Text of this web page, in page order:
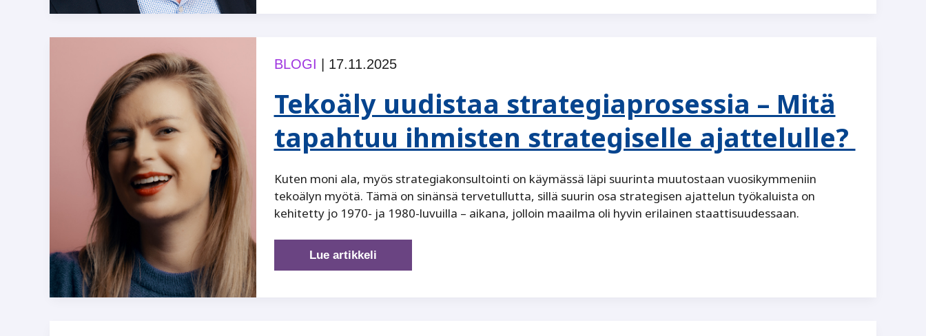
BLOGI 17.11.2025
Tekoäly uudistaa strategiaprosessia – Mitä
tapahtuu ihmisten strategiselle ajattelulle?
Kuten moni ala, myös strategiakonsultointi on käymässä ­läpi suurinta muutostaan vuosikymmeniin
tekoälyn myötä. Tämä on sinänsä tervetullutta, sillä suurin osa strategisen ajattelun työkaluista on
kehitetty jo 1970- ja 1980-luvuilla – aikana, jolloin maailma oli hyvin erilainen staattisuudessaan.
Tekoäly
uudistaa
Lue artikkeli